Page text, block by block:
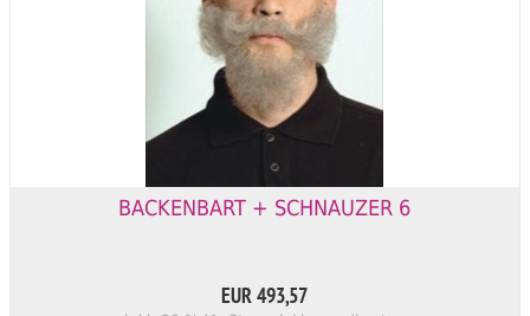
BACKENBART + SCHNAUZER 6
EUR 493,57